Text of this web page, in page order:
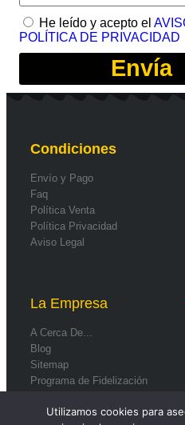
He leído y acepto el
POLÍTICA DE PRIVACIDAD
Envía
Condiciones
Envío y Pago
Faq
Política Venta
Política Privacidad
Aviso Legal
La Empresa
A Cerca De...
Blog
Sitemap
Programa de Fidelización
Utilizamos cookies para